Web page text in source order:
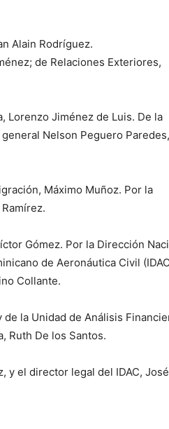
Alain Rodríguez.
de Relaciones Exteriores,
Lorenzo Jiménez de Luis. De la
Nelson Peguero
Máximo Muñoz. Por la
Gómez. Por la Dirección
de Aeronáutica Civil
Collante.
la Unidad de Análisis
Ruth De los Santos.
y el director legal del IDAC, José